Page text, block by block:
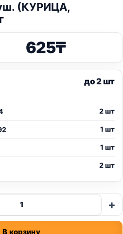
(КУРИЦА,
625₸
до 2 шт
2 шт
1 шт
1 шт
2 шт
+
В корзину